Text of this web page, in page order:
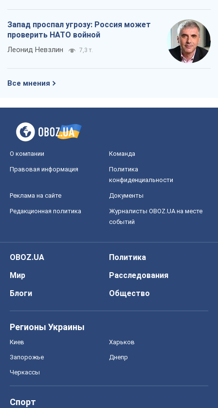
Запад проспал угрозу: Россия может
проверить НАТО войной
Леонид Невзлин 7,3 т.
Все мнения
О компании Команда
Правовая информация
Политика
конфиденциальности
Реклама на сайте Документы
Редакционная политика
Журналисты OBOZ.UA на месте
событий
OBOZ.UA
Политика
Мир
Расследования
Блоги
Общество
Регионы Украины
Киев Харьков
Запорожье Днепр
Черкассы
Спорт